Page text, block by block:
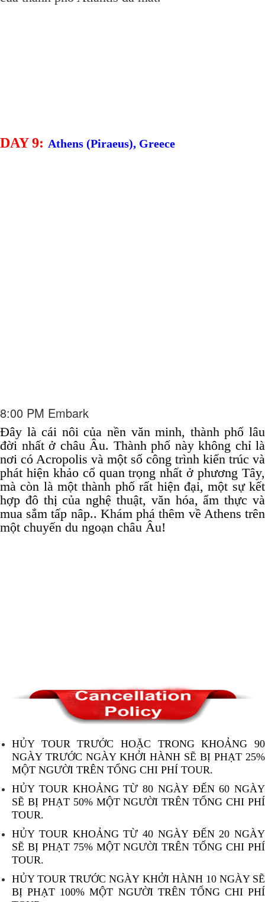
DAY 9: Athens (Piraeus), Greece
8:00 PM Embark
Đây là cái nôi của nền văn minh, thành phố lâu
đời nhất ở châu Âu. Thành phố này không chỉ là
nơi có Acropolis và một số công trình kiến ​​trúc và
phát hiện khảo cổ quan trọng nhất ở phương Tây,
mà còn là một thành phố rất hiện đại, một sự kết
hợp đô thị của nghệ thuật, văn hóa, ẩm thực và
mua sắm tấp nâp.. Khám phá thêm về Athens trên
một chuyến du ngoạn châu Âu!
HỦY TOUR TRƯỚC HOẶC TRONG KHOẢNG 90
NGÀY TRƯỚC NGÀY KHỞI HÀNH SẼ BỊ PHẠT 25%
MỘT NGƯỜI TRÊN TỔNG CHI PHÍ TOUR.
HỦY TOUR KHOẢNG TỪ 80 NGÀY ĐẾN 60 NGÀY
SẼ BỊ PHẠT 50% MỘT NGƯỜI TRÊN TỔNG CHI PHÍ
TOUR.
HỦY TOUR KHOẢNG TỪ 40 NGÀY ĐẾN 20 NGÀY
SẼ BỊ PHẠT 75% MỘT NGƯỜI TRÊN TỔNG CHI PHÍ
TOUR.
HỦY TOUR TRƯỚC NGÀY KHỞI HÀNH 10 NGÀY SẼ
BỊ PHẠT 100% MỘT NGƯỜI TRÊN TỔNG CHI PHÍ